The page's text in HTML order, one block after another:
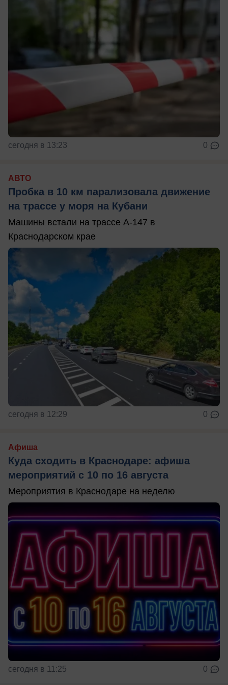
сегодня в 13:23 0
АВТО
Пробка в 10 км парализовала движение
на трассе у моря на Кубани
Машины встали на трассе А-147 в
Краснодарском крае
сегодня в 12:29 0
Афиша
Куда сходить в Краснодаре: афиша
мероприятий с 10 по 16 августа
Мероприятия в Краснодаре на неделю
сегодня в 11:25 0